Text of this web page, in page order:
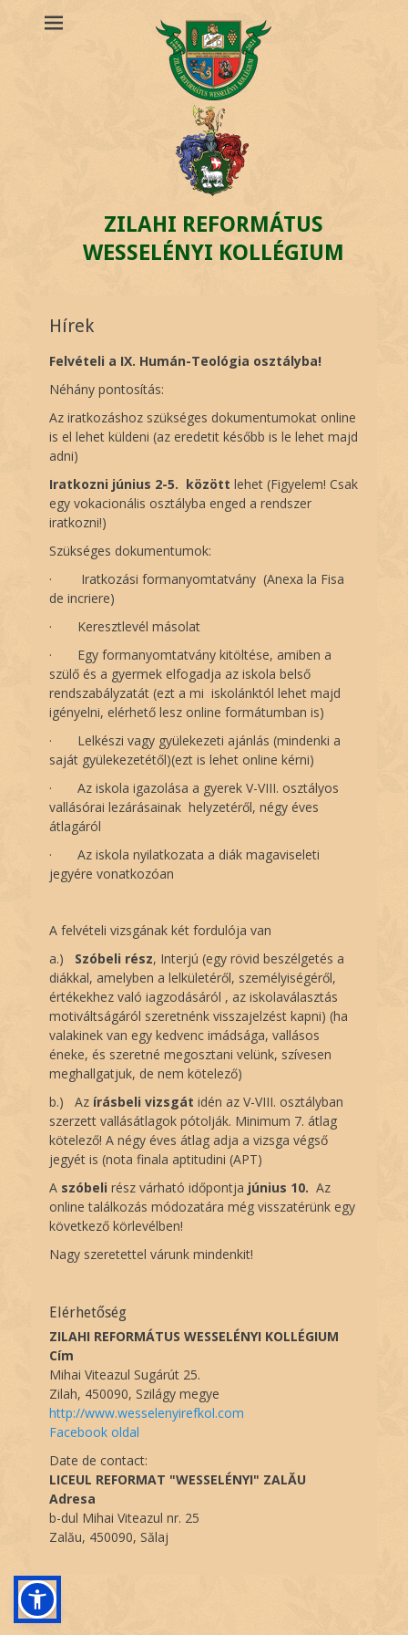
ZILAHI REFORMÁTUS
WESSELÉNYI KOLLÉGIUM
Hírek
Felvételi a IX. Humán-Teológia osztályba!
Néhány pontosítás:
Az iratkozáshoz szükséges dokumentumokat online
is el lehet küldeni (az eredetit később is le lehet majd
adni)
Iratkozni június 2-5. között lehet (Figyelem! Csak
egy vokacionális osztályba enged a rendszer
iratkozni!)
Szükséges dokumentumok:
·
Iratkozási formanyomtatvány (Anexa la Fisa
de incriere)
· Keresztlevél másolat
· Egy formanyomtatvány kitöltése, amiben a
szülő és a gyermek elfogadja az iskola belső
rendszabályzatát (ezt a mi iskolánktól lehet majd
igényelni, elérhető lesz online formátumban is)
· Lelkészi vagy gyülekezeti ajánlás (mindenki a
saját gyülekezetétől)(ezt is lehet online kérni)
· Az iskola igazolása a gyerek V-VIII. osztályos
vallásórai lezárásainak helyzetéről, négy éves
átlagáról
· Az iskola nyilatkozata a diák magaviseleti
jegyére vonatkozóan
A felvételi vizsgának két fordulója van
a.) Szóbeli rész, Interjú (egy rövid beszélgetés a
diákkal, amelyben a lelkületéről, személyiségéről,
értékekhez való iagzodásáról , az iskolaválasztás
motiváltságáról szeretnénk visszajelzést kapni) (ha
valakinek van egy kedvenc imádsága, vallásos
éneke, és szeretné megosztani velünk, szívesen
meghallgatjuk, de nem kötelező)
b.) Az írásbeli vizsgát idén az V-VIII. osztályban
szerzett vallásátlagok pótolják. Minimum 7. átlag
kötelező! A négy éves átlag adja a vizsga végső
jegyét is (nota finala aptitudini (APT)
A szóbeli rész várható időpontja június 10. Az
online találkozás módozatára még visszatérünk egy
következő körlevélben!
Nagy szeretettel várunk mindenkit!
Elérhetőség
ZILAHI REFORMÁTUS WESSELÉNYI KOLLÉGIUM
Cím
Mihai Viteazul Sugárút 25.
Zilah, 450090, Szilágy megye
http://www.wesselenyirefkol.com
Facebook oldal
Date de contact:
LICEUL REFORMAT "WESSELÉNYI" ZALĂU
Adresa
b-dul Mihai Viteazul nr. 25
Zalău, 450090, Sălaj